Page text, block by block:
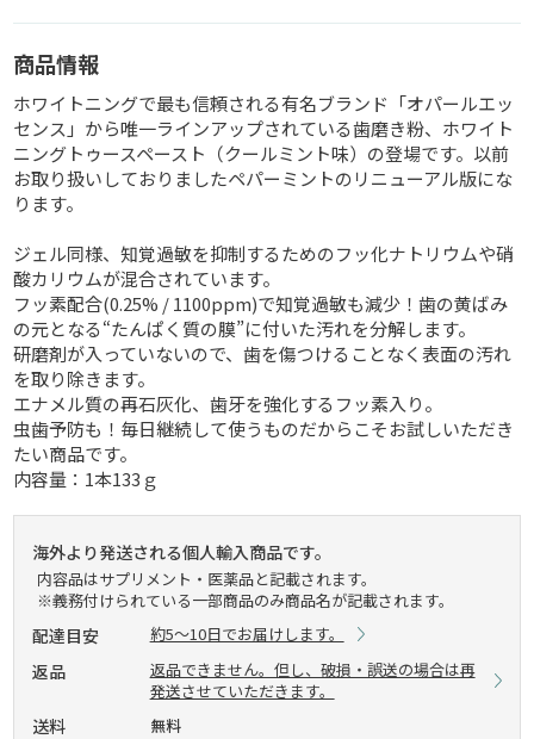
商品情報
ホワイトニングで最も信頼される有名ブランド「オパールエッ
センス」から唯一ラインアップされている歯磨き粉、ホワイト
ニングトゥースペースト（クールミント味）の登場です。以前
お取り扱いしておりましたペパーミントのリニューアル版にな
ります。
ジェル同様、知覚過敏を抑制するためのフッ化ナトリウムや硝
酸カリウムが混合されています。
フッ素配合(0.25% / 1100ppm)で知覚過敏も減少！歯の黄ばみ
の元となる“たんぱく質の膜”に付いた汚れを分解します。
研磨剤が入っていないので、歯を傷つけることなく表面の汚れ
を取り除きます。
エナメル質の再石灰化、歯牙を強化するフッ素入り。
虫歯予防も！毎日継続して使うものだからこそお試しいただき
たい商品です。
内容量：1本133ｇ
海外より発送される個人輸入商品です。
内容品はサプリメント・医薬品と記載されます。
※義務付けられている一部商品のみ商品名が記載されます。
配達目安 約5～10日でお届けします。
返品
返品できません。但し、破損・誤送の場合は再
発送させていただきます。
送料 無料